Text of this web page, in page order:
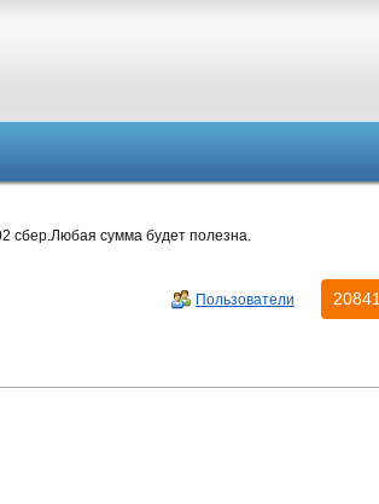
сбер.Любая сумма будет полезна.
20841
Пользователи